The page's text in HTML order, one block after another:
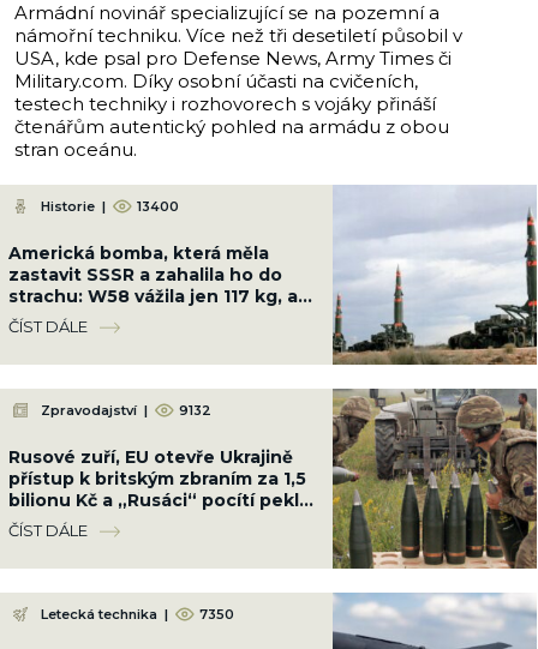
Armádní novinář specializující se na pozemní a
námořní techniku. Více než tři desetiletí působil v
USA, kde psal pro Defense News, Army Times či
Military.com. Díky osobní účasti na cvičeních,
testech techniky i rozhovorech s vojáky přináší
čtenářům autentický pohled na armádu z obou
stran oceánu.
Historie | 13400
Americká bomba, která měla
zastavit SSSR a zahalila ho do
strachu: W58 vážila jen 117 kg, ale
měla sílu 200 kilotun
ČÍST DÁLE
Zpravodajství | 9132
Rusové zuří, EU otevře Ukrajině
přístup k britským zbraním za 1,5
bilionu Kč a „Rusáci“ pocítí peklo
na zemi
ČÍST DÁLE
Letecká technika | 7350